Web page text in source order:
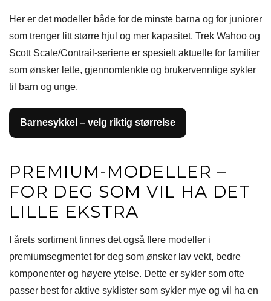
Her er det modeller både for de minste barna og for juniorer
som trenger litt større hjul og mer kapasitet. Trek Wahoo og
Scott Scale/Contrail-seriene er spesielt aktuelle for familier
som ønsker lette, gjennomtenkte og brukervennlige sykler
til barn og unge.
Barnesykkel – velg riktig størrelse
PREMIUM-MODELLER –
FOR DEG SOM VIL HA DET
LILLE EKSTRA
I årets sortiment finnes det også flere modeller i
premiumsegmentet for deg som ønsker lav vekt, bedre
komponenter og høyere ytelse. Dette er sykler som ofte
passer best for aktive syklister som sykler mye og vil ha en